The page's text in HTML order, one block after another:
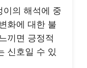
이의 해석에 중
화에 대한 불
끼면 긍정적
신호일 수 있